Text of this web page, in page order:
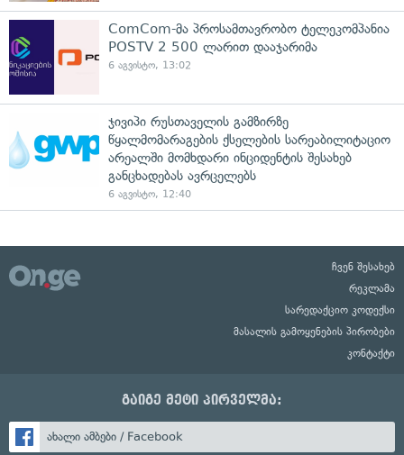
ComCom-მა პროსამთავრობო ტელეკომპანია
POSTV 2 500 ლარით დააჯარიმა
6 აგვისტო, 13:02
ჯივიპი რუსთაველის გამზირზე
წყალმომარაგების ქსელების სარეაბილიტაციო
არეალში მომხდარი ინციდენტის შესახებ
განცხადებას ავრცელებს
6 აგვისტო, 12:40
ჩვენ შესახებ
რეკლამა
სარედაქციო კოდექსი
მასალის გამოყენების პირობები
კონტაქტი
გაიგე მეტი პირველმა:
ახალი ამბები / Facebook